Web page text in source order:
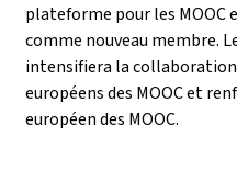
plateforme pour les MOOC
comme nouveau membre.
intensifiera la
européens des MOOC et
européen des MOOC.